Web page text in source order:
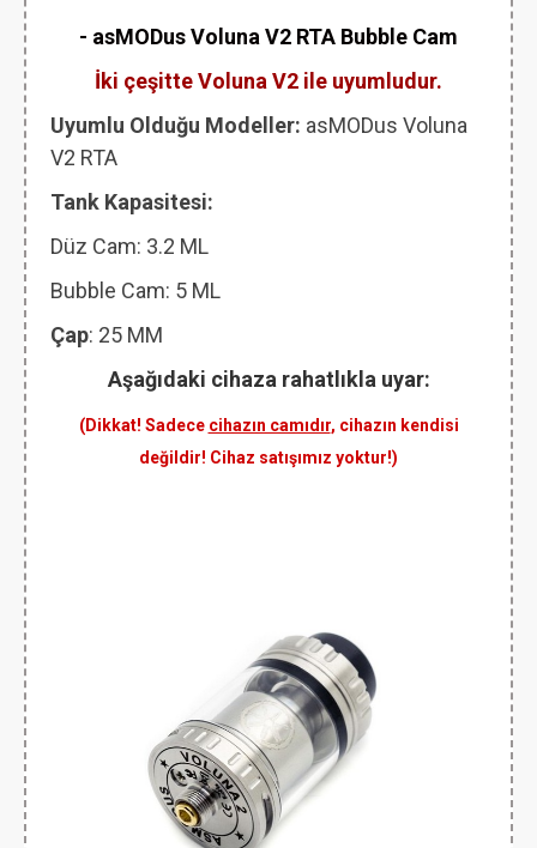
- asMODus Voluna V2 RTA Bubble Cam
İki çeşitte Voluna V2 ile uyumludur.
Uyumlu Olduğu Modeller: asMODus Voluna
V2 RTA
Tank Kapasitesi:
Düz Cam: 3.2 ML
Bubble Cam: 5 ML
Çap: 25 MM
Aşağıdaki cihaza rahatlıkla uyar:
(Dikkat! Sadece cihazın camıdır, cihazın kendisi
değildir! Cihaz satışımız yoktur!)